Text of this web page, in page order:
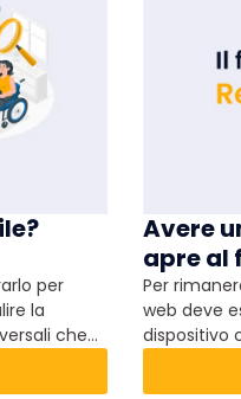
per
la
che
e
avere
Avere
apre al
Per
web deve
dispositivo
traffico,